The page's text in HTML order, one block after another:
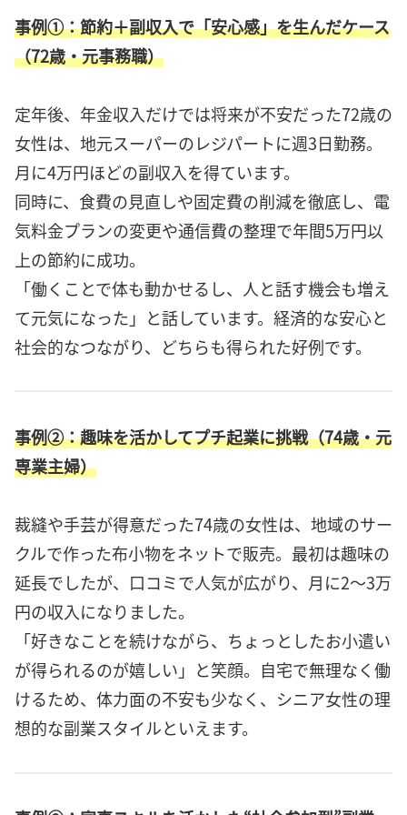
事例①：節約＋副収入で「安心感」を生んだケース
（72歳・元事務職）
定年後、年金収入だけでは将来が不安だった72歳の
女性は、地元スーパーのレジパートに週3日勤務。
月に4万円ほどの副収入を得ています。
同時に、食費の見直しや固定費の削減を徹底し、電
気料金プランの変更や通信費の整理で年間5万円以
上の節約に成功。
「働くことで体も動かせるし、人と話す機会も増え
て元気になった」と話しています。経済的な安心と
社会的なつながり、どちらも得られた好例です。
事例②：趣味を活かしてプチ起業に挑戦（74歳・元
専業主婦）
裁縫や手芸が得意だった74歳の女性は、地域のサー
クルで作った布小物をネットで販売。最初は趣味の
延長でしたが、口コミで人気が広がり、月に2〜3万
円の収入になりました。
「好きなことを続けながら、ちょっとしたお小遣い
が得られるのが嬉しい」と笑顔。自宅で無理なく働
けるため、体力面の不安も少なく、シニア女性の理
想的な副業スタイルといえます。